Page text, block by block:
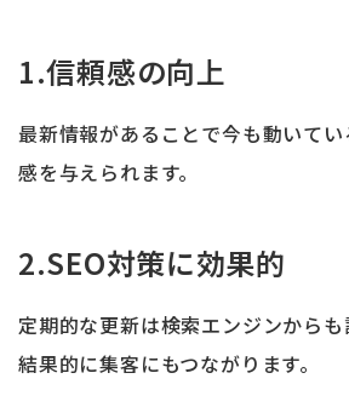
1.信頼感の向上
最新情報があることで今も動いて
感を与えられます。
2.SEO対策に効果的
定期的な更新は検索エンジンからも
結果的に集客にもつながります。